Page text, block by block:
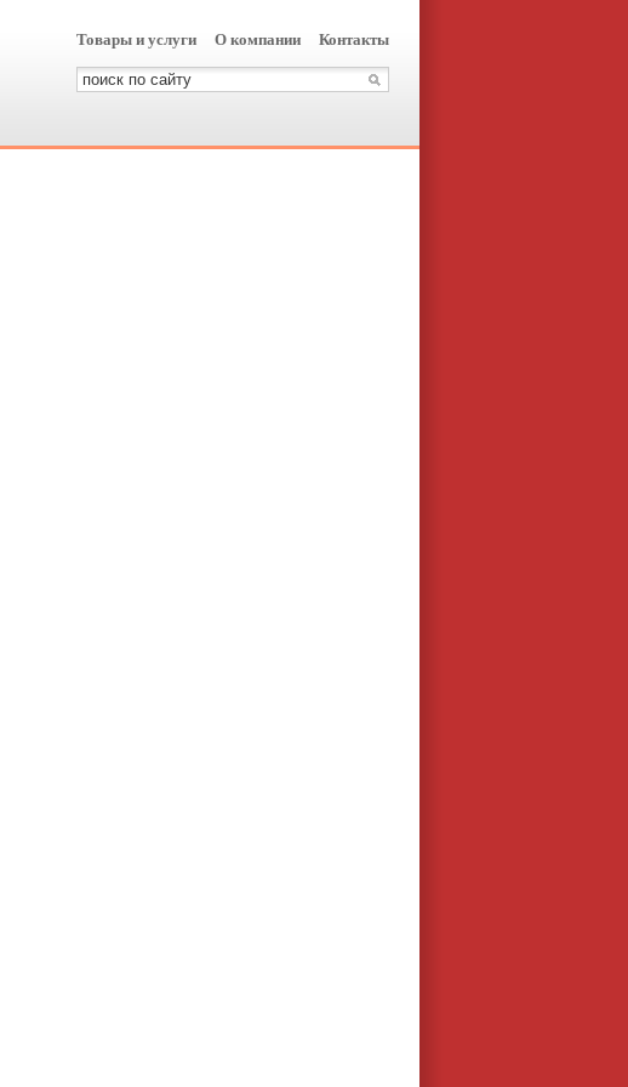
Товары и услуги О компании Контакты